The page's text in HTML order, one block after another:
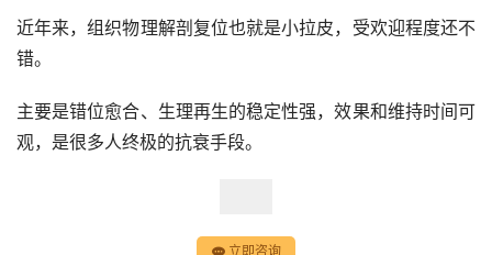
近年来，组织物理解剖复位也就是小拉皮，受欢迎程度还不
错。
主要是错位愈合、生理再生的稳定性强，效果和维持时间可
观，是很多人终极的抗衰手段。